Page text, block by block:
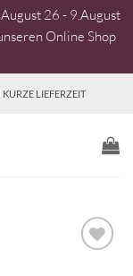
26 - 9.August
Online Shop
KURZE LIEFERZEIT